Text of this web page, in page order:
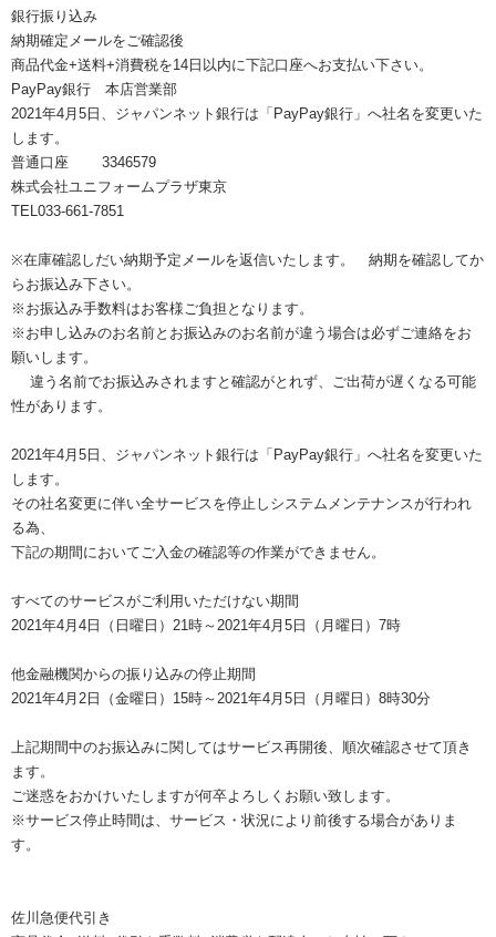
銀行振り込み
納期確定メールをご確認後
商品代金+送料+消費税を14日以内に下記口座へお支払い下さい。
PayPay銀行 本店営業部
2021年4月5日、ジャパンネット銀行は「PayPay銀行」へ社名を変更いた
します。
普通口座 3346579
株式会社ユニフォームプラザ東京
TEL033-661-7851
※在庫確認しだい納期予定メールを返信いたします。 納期を確認してか
らお振込み下さい。
※お振込み手数料はお客様ご負担となります。
※お申し込みのお名前とお振込みのお名前が違う場合は必ずご連絡をお
願いします。
違う名前でお振込みされますと確認がとれず、ご出荷が遅くなる可能
性があります。
2021年4月5日、ジャパンネット銀行は「PayPay銀行」へ社名を変更いた
します。
その社名変更に伴い全サービスを停止しシステムメンテナンスが行われ
る為、
下記の期間においてご入金の確認等の作業ができません。
すべてのサービスがご利用いただけない期間
2021年4月4日（日曜日）21時～2021年4月5日（月曜日）7時
他金融機関からの振り込みの停止期間
2021年4月2日（金曜日）15時～2021年4月5日（月曜日）8時30分
上記期間中のお振込みに関してはサービス再開後、順次確認させて頂き
ます。
ご迷惑をおかけいたしますが何卒よろしくお願い致します。
※サービス停止時間は、サービス・状況により前後する場合がありま
す。
佐川急便代引き